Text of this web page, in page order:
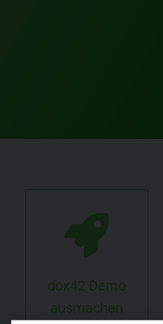
dox42 Demo
ausmachen